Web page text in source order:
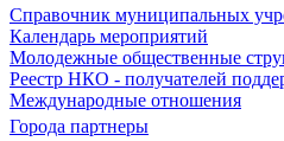
Справочник муниципальных
Календарь мероприятий
Молодежные общественные
Реестр НКО - получателей
Международные отношения
Города партнеры